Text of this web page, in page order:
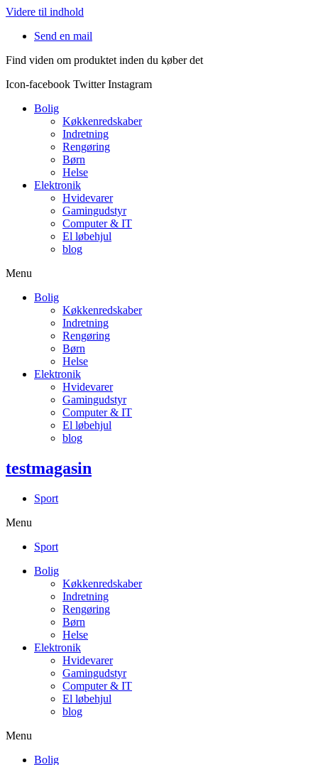
Videre til indhold
Send en mail
Find viden om produktet inden du køber det
Icon-facebook Twitter Instagram
Bolig
Køkkenredskaber
Indretning
Rengøring
Børn
Helse
Elektronik
Hvidevarer
Gamingudstyr
Computer & IT
El løbehjul
blog
Menu
Bolig
Køkkenredskaber
Indretning
Rengøring
Børn
Helse
Elektronik
Hvidevarer
Gamingudstyr
Computer & IT
El løbehjul
blog
testmagasin
Sport
Menu
Sport
Bolig
Køkkenredskaber
Indretning
Rengøring
Børn
Helse
Elektronik
Hvidevarer
Gamingudstyr
Computer & IT
El løbehjul
blog
Menu
Bolig